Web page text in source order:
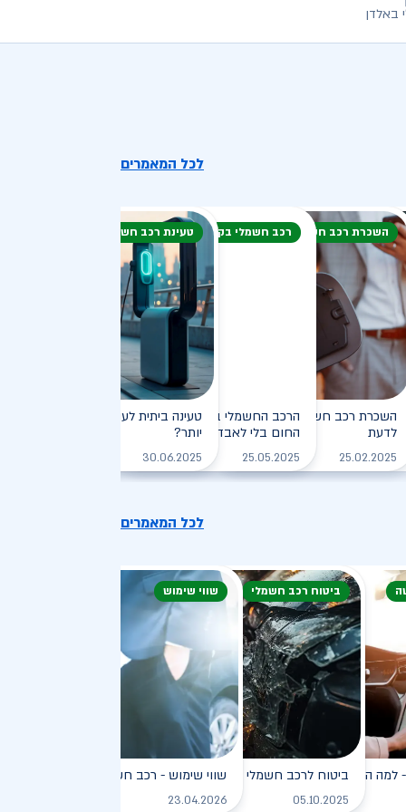
באלדן
לכל המאמרים
לקריאה
רכב חשמלי: המדריך
יעילה וירוקה
לקריאה
השכרת רכב חשמלי
השכרת רכב חשמלי: חיסכון, נוחות וכל מה שצריך
לדעת
25.02.2025 לקריאה
רכב חשמלי בקיץ
הרכב החשמלי בקיץ הישראלי: איך שורדים את
החום בלי לאבד טווח?
25.05.2025
טעינת רכב חשמלי
טעינה ביתית לעומת טעינה ציבורית -
יותר?
30.06.2025
לכל המאמרים
לקריאה
הוא כל כך פופולרי?
לקריאה
ביטוח רכב חשמלי
ביטוח לרכב חשמלי
05.10.2025
שווי שימוש
שווי שימוש - רכב חשמלי
23.04.2026